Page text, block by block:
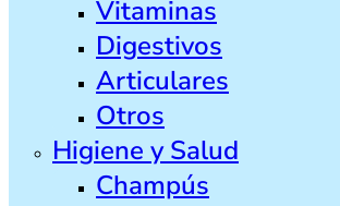
Vitaminas
Digestivos
Articulares
Otros
Higiene y Salud
Champús